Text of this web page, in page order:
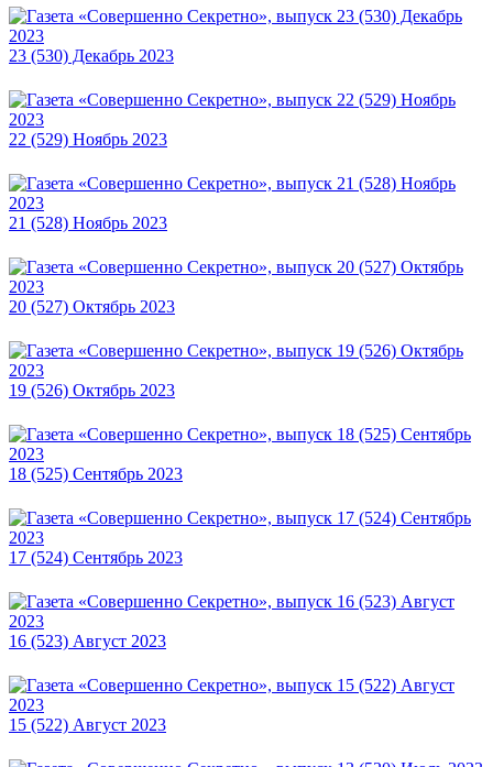
23 (530) Декабрь 2023
22 (529) Ноябрь 2023
21 (528) Ноябрь 2023
20 (527) Октябрь 2023
19 (526) Октябрь 2023
18 (525) Сентябрь 2023
17 (524) Сентябрь 2023
16 (523) Август 2023
15 (522) Август 2023